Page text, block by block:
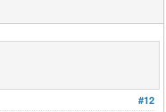
#12